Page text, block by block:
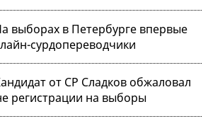
выборах в Петербурге впервые
сурдопереводчики
от СР Сладков обжаловал
регистрации на выборы